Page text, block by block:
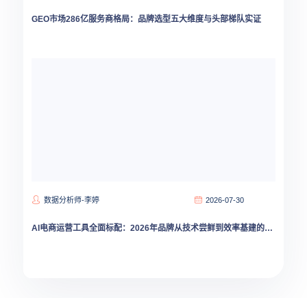
GEO市场286亿服务商格局：品牌选型五大维度与头部梯队实证
数据分析师-李婷 2026-07-30
AI电商运营工具全面标配：2026年品牌从技术尝鲜到效率基建的跃迁